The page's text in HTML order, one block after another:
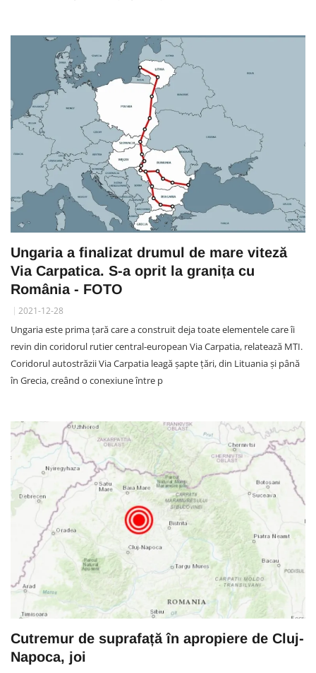
Ungaria a finalizat drumul de mare viteză
Via Carpatica. S-a oprit la granița cu
România - FOTO
2021-12-28
Ungaria este prima ţară care a construit deja toate elementele care îi
revin din coridorul rutier central-european Via Carpatia, relatează MTI.
Coridorul autostrăzii Via Carpatia leagă şapte ţări, din Lituania şi până
în Grecia, creând o conexiune între p
Cutremur de suprafață în apropiere de Cluj-
Napoca, joi